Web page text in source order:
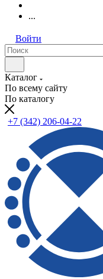
...
Войти
Каталог
По всему сайту
По каталогу
+7 (342) 206-04-22